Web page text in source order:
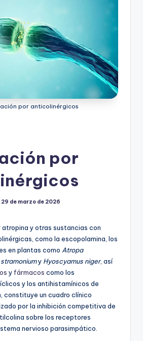
por anticolinérgicos
por
29 de marzo de 2026
y otras sustancias con
como la escopolamina, los
en plantas como Atropa
y Hyoscyamus niger, así
y fármacos como los
y los antihistamínicos de
constituye un cuadro clínico
por la inhibición competitiva de
sobre los receptores
nervioso parasimpático.